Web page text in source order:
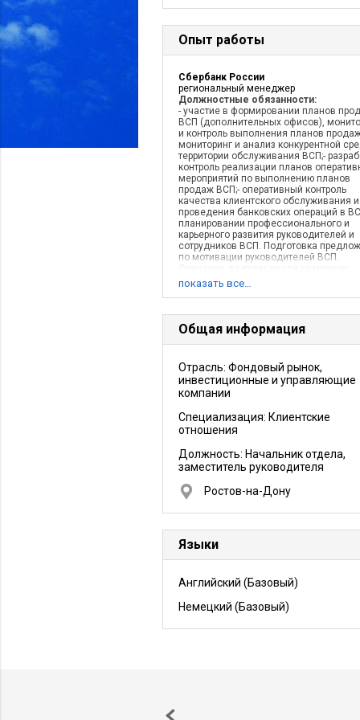
Опыт работы
Сбербанк России
региональный менеджер
Должностные обязанности:
- участие в формировании планов
ВСП (дополнительных офисов),
и контроль выполнения планов
мониторинг и анализ конкурентной
территории обслуживания ВСП;-
контроль реализации планов
мероприятий по выполнению планов
продаж ВСП;- оперативный контроль
качества клиентского обслуживания и
проведения банковских операций в
планировании профессионального и
карьерного развития руководителей и
сотрудников ВСП. Подготовка
по мотивации руководителей ВСП.
международная финансовая группа
физических лиц)
показать все…
Общая информация
Отрасль: Фондовый рынок,
инвестиционные и управляющие
компании
Специализация: Клиентские
отношения
Должность: Начальник отдела,
заместитель руководителя
Ростов-на-Дону
Языки
Английский (Базовый)
Немецкий (Базовый)